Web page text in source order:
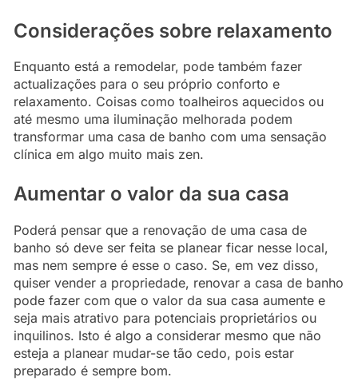
Considerações sobre relaxamento
Enquanto está a remodelar, pode também fazer
actualizações para o seu próprio conforto e
relaxamento. Coisas como toalheiros aquecidos ou
até mesmo uma iluminação melhorada podem
transformar uma casa de banho com uma sensação
clínica em algo muito mais zen.
Aumentar o valor da sua casa
Poderá pensar que a renovação de uma casa de
banho só deve ser feita se planear ficar nesse local,
mas nem sempre é esse o caso. Se, em vez disso,
quiser vender a propriedade, renovar a casa de banho
pode fazer com que o valor da sua casa aumente e
seja mais atrativo para potenciais proprietários ou
inquilinos. Isto é algo a considerar mesmo que não
esteja a planear mudar-se tão cedo, pois estar
preparado é sempre bom.